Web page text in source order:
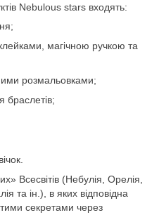
Nebulous stars входять:
магічною ручкою та
розмальовками;
браслетів;
Всесвітів (Небулія, Орелія,
та ін.), в яких відповідна
секретами через